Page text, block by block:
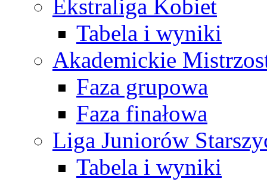
Ekstraliga Kobiet
Tabela i wyniki
Akademickie
Faza grupowa
Faza finałowa
Liga Juniorów
Tabela i wyniki